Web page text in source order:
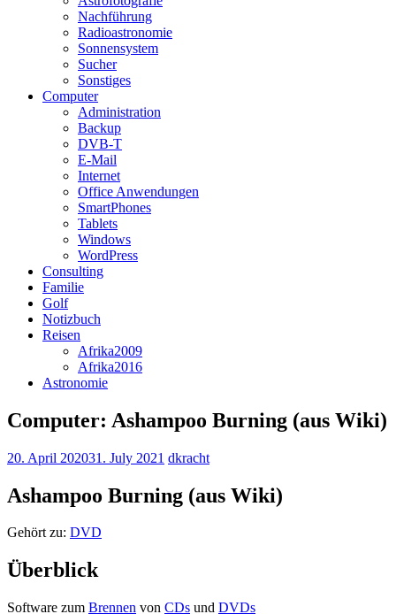
Nachführung
Radioastronomie
Sonnensystem
Sucher
Sonstiges
Computer
Administration
Backup
DVB-T
E-Mail
Internet
Office Anwendungen
SmartPhones
Tablets
Windows
WordPress
Consulting
Familie
Golf
Notizbuch
Reisen
Afrika2009
Afrika2016
Astronomie
Computer: Ashampoo Burning (aus Wiki)
20. April 202031. July 2021 dkracht
Ashampoo Burning (aus Wiki)
Gehört zu: DVD
Überblick
Software zum Brennen von CDs und DVDs